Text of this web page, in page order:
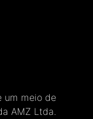
um meio de
AMZ Ltda.